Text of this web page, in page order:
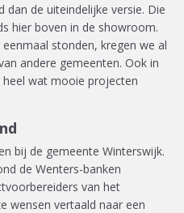
dan de uiteindelijke versie. Die
hier boven in de showroom.
stonden, kregen we al
andere gemeenten. Ook in
wat mooie projecten
bij de gemeente Winterswijk.
de Wenters-banken
van het
wensen vertaald naar een